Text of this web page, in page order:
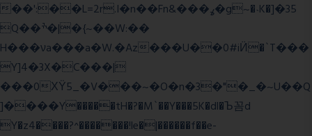
��':��L=2r.I�n��Fn&���ߩ�g~�˴K�]�35
Q��ׯ�|�{~��W:��
H���νa���a�W.�Az���U��0#iӤ�`T���
Y]4�3X�C���|
���0ХΫ5_�V���~�O�n�3�"�_�~U��Q
]����Y�����tH�?�M`��Y���5K�dl�Ъ꼼d
Y�z4����?^�������!le�|������f��e-